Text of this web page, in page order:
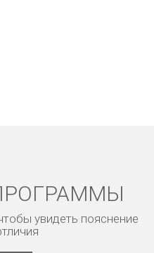
увидеть пояснение